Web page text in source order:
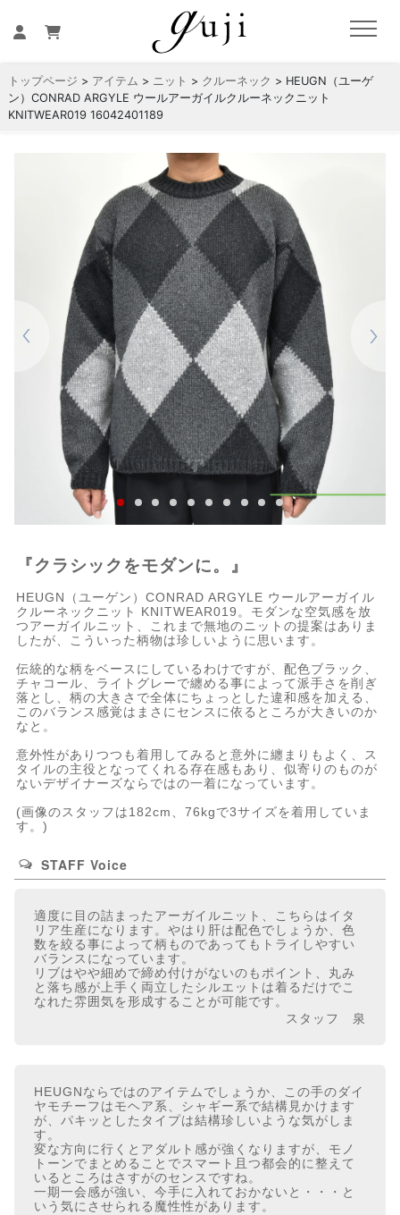
トップページ > アイテム > ニット > クルーネック > HEUGN（ユーゲ
ン）CONRAD ARGYLE ウールアーガイルクルーネックニット
KNITWEAR019 16042401189
『クラシックをモダンに。』
HEUGN（ユーゲン）CONRAD ARGYLE ウールアーガイル
クルーネックニット KNITWEAR019。モダンな空気感を放
つアーガイルニット、これまで無地のニットの提案はありま
したが、こういった柄物は珍しいように思います。
伝統的な柄をベースにしているわけですが、配色ブラック、
チャコール、ライトグレーで纏める事によって派手さを削ぎ
落とし、柄の大きさで全体にちょっとした違和感を加える、
このバランス感覚はまさにセンスに依るところが大きいのか
なと。
意外性がありつつも着用してみると意外に纏まりもよく、ス
タイルの主役となってくれる存在感もあり、似寄りのものが
ないデザイナーズならではの一着になっています。
(画像のスタッフは182cm、76kgで3サイズを着用していま
す。)
STAFF Voice
適度に目の詰まったアーガイルニット、こちらはイタ
リア生産になります。やはり肝は配色でしょうか、色
数を絞る事によって柄ものであってもトライしやすい
バランスになっています。
リブはやや細めで締め付けがないのもポイント、丸み
と落ち感が上手く両立したシルエットは着るだけでこ
なれた雰囲気を形成することが可能です。
スタッフ 泉
HEUGNならではのアイテムでしょうか、この手のダイ
ヤモチーフはモヘア系、シャギー系で結構見かけます
が、パキッとしたタイプは結構珍しいような気がしま
す。
変な方向に行くとアダルト感が強くなりますが、モノ
トーンでまとめることでスマート且つ都会的に整えて
いるところはさすがのセンスですね。
一期一会感が強い、今手に入れておかないと・・・と
いう気にさせられる魔性性があります。